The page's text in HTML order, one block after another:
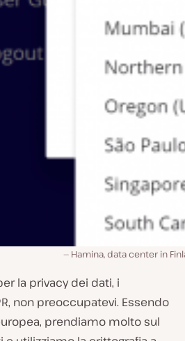
Hamina, data center in
la privacy dei dati, i
non preoccupatevi. Essendo
prendiamo molto sul